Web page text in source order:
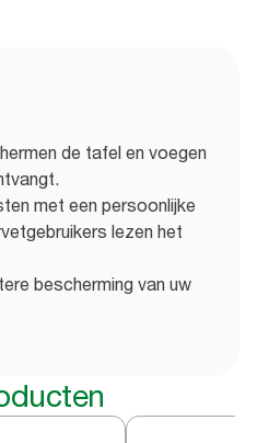
de tafel en voegen
met een persoonlijke
lezen het
bescherming van uw